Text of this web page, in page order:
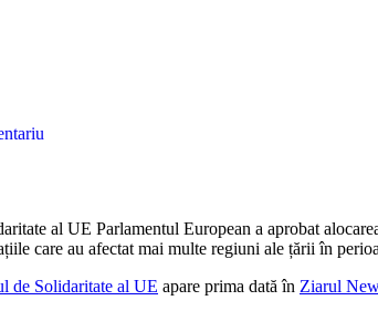
al UE Parlamentul European a aprobat
care au afectat mai multe regiuni ale țării în
de Solidaritate al UE apare prima dată în Ziarul